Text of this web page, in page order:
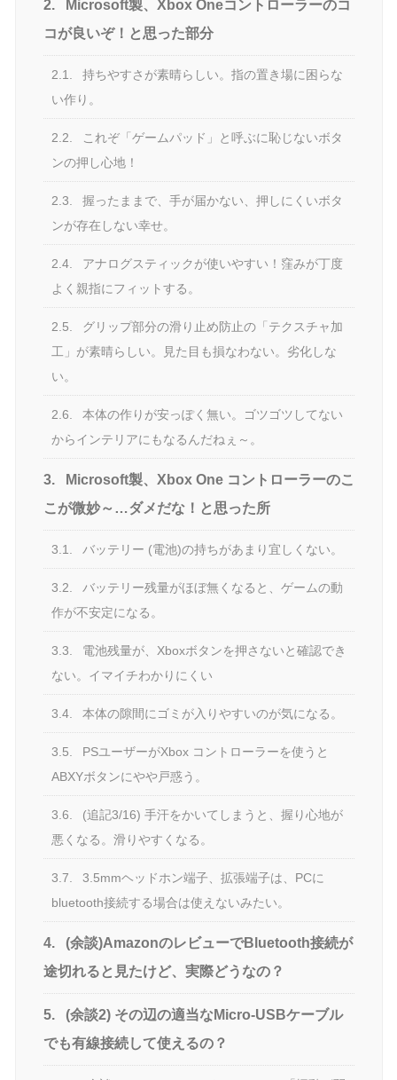
2.
Microsoft製、Xbox Oneコントローラーのコ
コが良いぞ！と思った部分
2.1.
持ちやすさが素晴らしい。指の置き場に困らな
い作り。
2.2.
これぞ「ゲームパッド」と呼ぶに恥じないボタ
ンの押し心地！
2.3.
握ったままで、手が届かない、押しにくいボタ
ンが存在しない幸せ。
2.4.
アナログスティックが使いやすい！窪みが丁度
よく親指にフィットする。
2.5.
グリップ部分の滑り止め防止の「テクスチャ加
工」が素晴らしい。見た目も損なわない。劣化しな
い。
2.6.
本体の作りが安っぽく無い。ゴツゴツしてない
からインテリアにもなるんだねぇ～。
3.
Microsoft製、Xbox One コントローラーのこ
こが微妙～…ダメだな！と思った所
3.1. バッテリー (電池)の持ちがあまり宜しくない。
3.2.
バッテリー残量がほぼ無くなると、ゲームの動
作が不安定になる。
3.3.
電池残量が、Xboxボタンを押さないと確認でき
ない。イマイチわかりにくい
3.4. 本体の隙間にゴミが入りやすいのが気になる。
3.5.
PSユーザーがXbox コントローラーを使うと
ABXYボタンにやや戸惑う。
3.6.
(追記3/16) 手汗をかいてしまうと、握り心地が
悪くなる。滑りやすくなる。
3.7.
3.5mmヘッドホン端子、拡張端子は、PCに
bluetooth接続する場合は使えないみたい。
4.
(余談)AmazonのレビューでBluetooth接続が
途切れると見たけど、実際どうなの？
5.
(余談2) その辺の適当なMicro-USBケーブル
でも有線接続して使えるの？